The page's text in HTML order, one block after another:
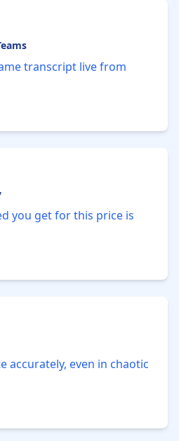
transcript live from
you get for this price is
accurately, even in chaotic